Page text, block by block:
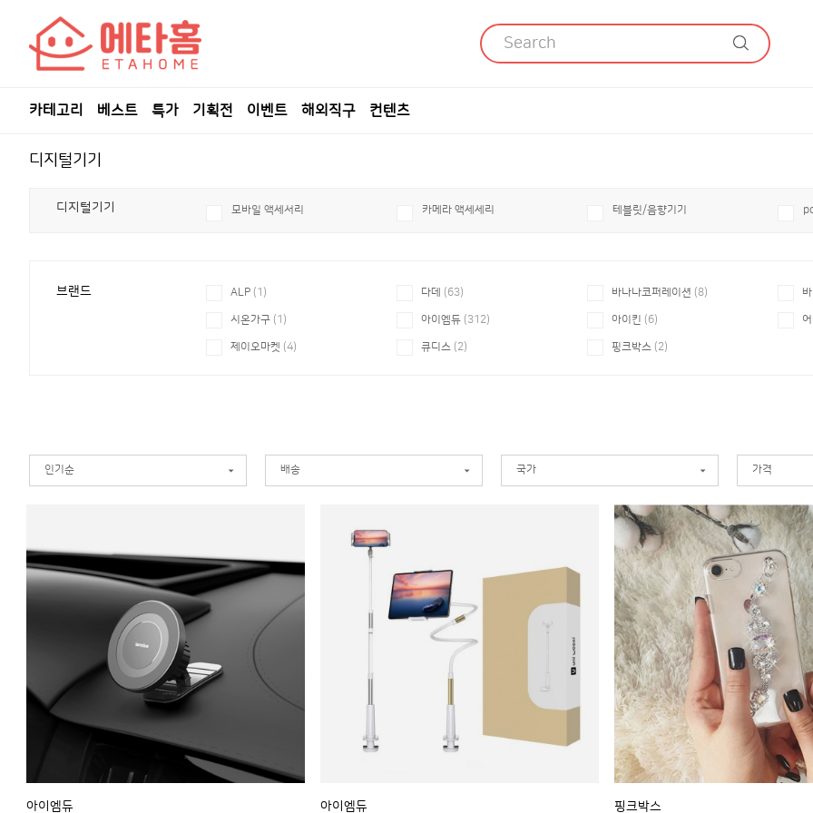
카테고리 베스트 특가 기획전 이벤트 해외직구 컨텐츠
디지털기기
디지털기기 모바일 액세서리 카메라 액세세리 테블릿/음향기기
브랜드 ALP (1) 다데 (63) 바나나코퍼레이션 (8)
시온가구 (1) 아이엠듀 (312) 아이킨 (6)
제이오마켓 (4) 큐디스 (2) 핑크박스 (2)
인기순 배송 국가 가격
아이엠듀 아이엠듀 핑크박스